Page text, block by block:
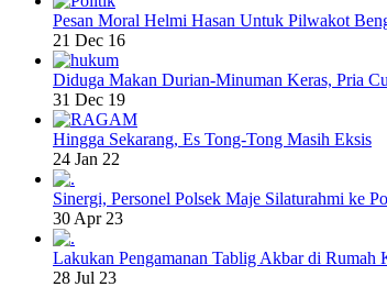
Pesan Moral Helmi Hasan Untuk Pilwakot
21 Dec 16
Diduga Makan Durian-Minuman Keras, Pria
31 Dec 19
Hingga Sekarang, Es Tong-Tong Masih Eksis
24 Jan 22
Sinergi, Personel Polsek Maje Silaturahmi ke
30 Apr 23
Lakukan Pengamanan Tablig Akbar di Rumah
28 Jul 23